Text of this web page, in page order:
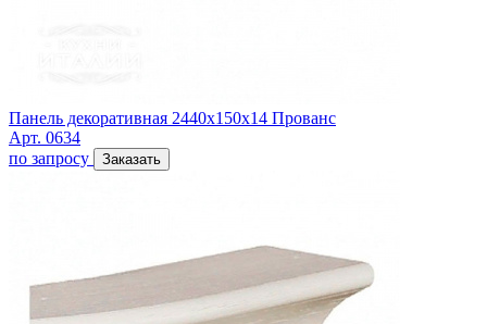
Панель декоративная 2440х150х14 Прованс
Арт. 0634
по запросу
Заказать